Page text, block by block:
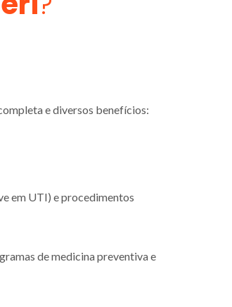
e diversos benefícios:
em UTI) e procedimentos
de medicina preventiva e